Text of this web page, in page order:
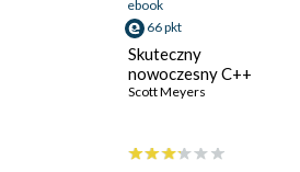
ebook
66 pkt
Skuteczny
nowoczesny C++
Scott Meyers